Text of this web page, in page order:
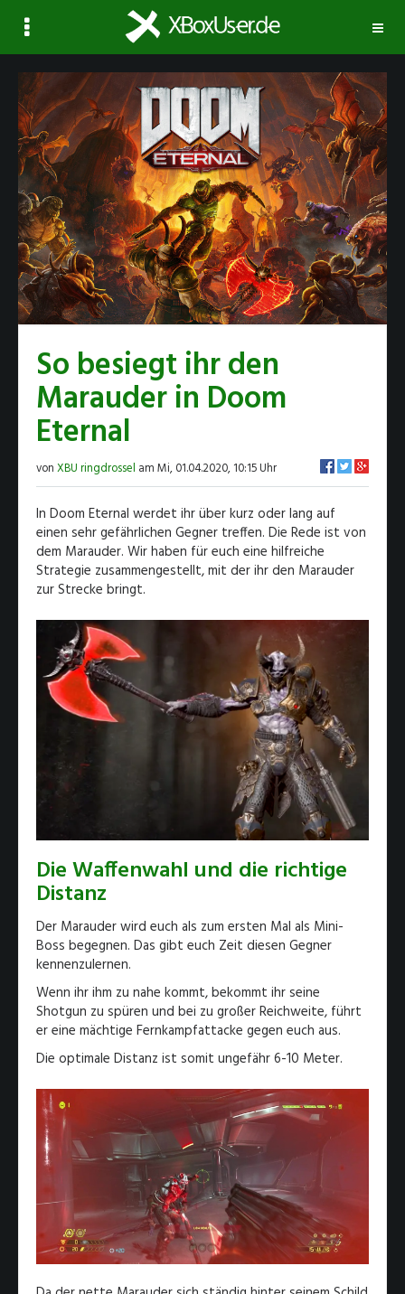
So besiegt ihr den
Marauder in Doom
Eternal
von XBU ringdrossel am Mi, 01.04.2020, 10:15 Uhr
In Doom Eternal werdet ihr über kurz oder lang auf
einen sehr gefährlichen Gegner treffen. Die Rede ist von
dem Marauder. Wir haben für euch eine hilfreiche
Strategie zusammengestellt, mit der ihr den Marauder
zur Strecke bringt.
Die Waffenwahl und die richtige
Distanz
Der Marauder wird euch als zum ersten Mal als Mini-
Boss begegnen. Das gibt euch Zeit diesen Gegner
kennenzulernen.
Wenn ihr ihm zu nahe kommt, bekommt ihr seine
Shotgun zu spüren und bei zu großer Reichweite, führt
er eine mächtige Fernkampfattacke gegen euch aus.
Die optimale Distanz ist somit ungefähr 6-10 Meter.